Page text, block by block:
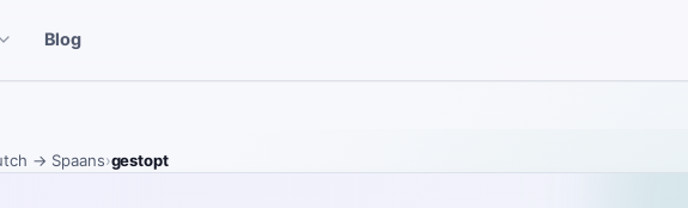
Blog
→ Spaans›gestopt